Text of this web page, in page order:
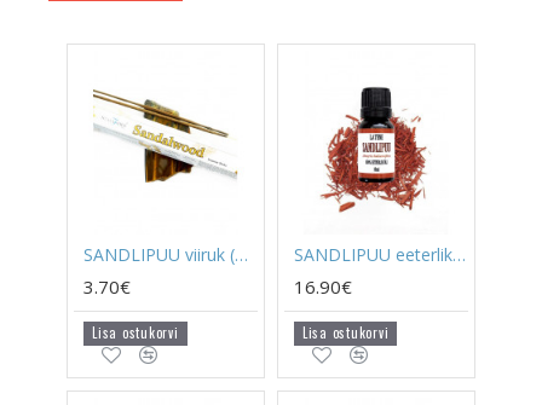
SANDLIPUU viiruk (20 tk pakis)
3.70€
Lisa ostukorvi
SANDLIPUU eeterlik õli
16.90€
Lisa ostukorvi